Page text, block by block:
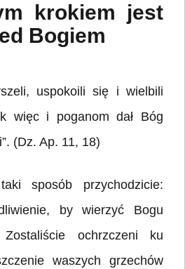
krokiem jest
Bogiem
uspokoili się i wielbili
więc i poganom dał Bóg
(Dz. Ap. 11, 18)
sposób przychodzicie:
by wierzyć Bogu
ochrzczeni ku
waszych grzechów